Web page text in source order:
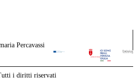
Percavassi
i diritti riservati